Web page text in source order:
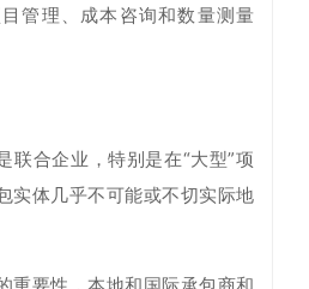
管理、成本咨询和数量测量
联合企业，特别是在“大型”项
实体几乎不可能或不切实际地